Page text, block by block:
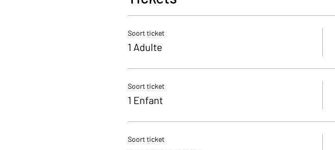
For other request, teambuilding, group of more than 15
mail at kerian@brasseriec.com
Soort ticket
1 Adulte
Soort ticket
1 Enfant
Soort ticket